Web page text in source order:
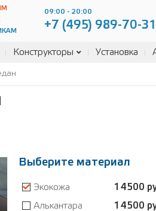
09:00 - 20:00
+7 (495) 989-70-31
Конструкторы Установка
Выберите материал
Экокожа 14500
Алькантара 14500